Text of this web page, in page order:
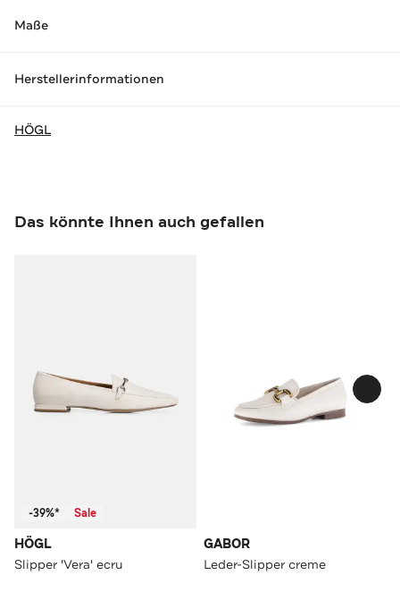
Maße
Herstellerinformationen
HÖGL
Das könnte Ihnen auch gefallen
-39%* Sale
HÖGL
Slipper 'Vera' ecru
GABOR
Leder-Slipper creme